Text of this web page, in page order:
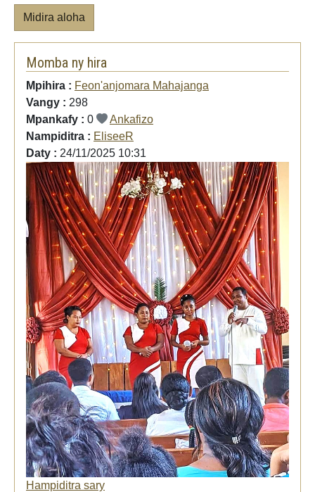
Midira aloha
Momba ny hira
Mpihira : Feon'anjomara Mahajanga
Vangy : 298
Mpankafy : 0
Ankafizo
Nampiditra : EliseeR
Daty : 24/11/2025 10:31
Hampiditra sary